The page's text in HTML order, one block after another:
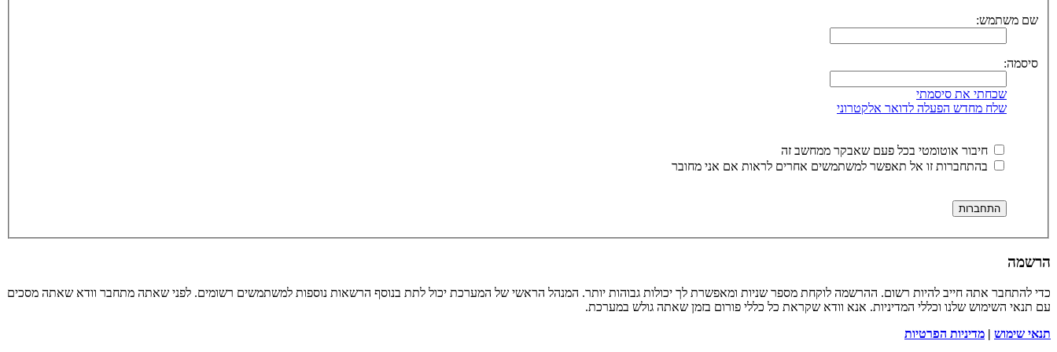
שם משתמש:
סיסמה:
שכחתי את סיסמתי
שלח מחדש הפעלה לדואר אלקטרוני
חיבור אוטומטי בכל פעם שאבקר ממחשב זה
בהתחברות זו אל תאפשר למשתמשים אחרים לראות אם אני מחובר
הרשמה
כדי להתחבר אתה חייב להיות רשום. ההרשמה לוקחת מספר שניות ומאפשרת לך יכולות גבוהות יותר. המנהל הראשי של המערכת יכול לתת בנוסף הרשאות נוספות למשתמשים רשומים. לפני שאתה מתחבר וודא שאתה מסכים
עם תנאי השימוש שלנו וכללי המדיניות. אנא וודא שקראת כל כללי פורום בזמן שאתה גולש במערכת.
תנאי שימוש | מדיניות הפרטיות